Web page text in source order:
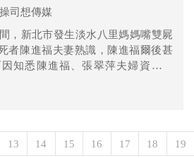
司想傳媒
，新北市發生淡水八里媽媽嘴雙屍
者陳進福夫妻熟識，陳進福爾後甚
知悉陳進福、張翠萍夫婦資力豐
能得逞，於2013年2月16日19時17
13 14 15 16 17 18 19